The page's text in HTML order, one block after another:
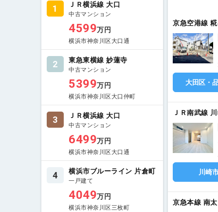
1 ＪＲ横浜線 大口
中古マンション
4599万円
横浜市神奈川区大口通
2 東急東横線 妙蓮寺
中古マンション
5399万円
横浜市神奈川区大口仲町
3 ＪＲ横浜線 大口
中古マンション
6499万円
横浜市神奈川区大口通
4 横浜市ブルーライン 片倉町
一戸建て
4049万円
横浜市神奈川区三枚町
京急空港線
大田区・
ＪＲ南武線
川崎
京急本線 南